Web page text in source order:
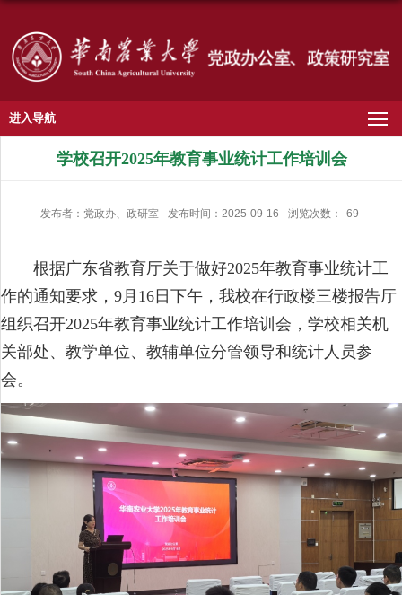
进入导航
学校召开2025年教育事业统计工作培训会
发布者：党政办、政研室 发布时间：2025-09-16 浏览次数： 69
根据广东省教育厅关于做好2025年教育事业统计工
作的通知要求，9月16日下午，我校在行政楼三楼报告厅
组织召开2025年教育事业统计工作培训会，学校相关机
关部处、教学单位、教辅单位分管领导和统计人员参
会。